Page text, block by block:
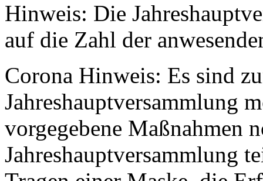
Hinweis: Die
auf die Zahl der
Corona Hinweis: Es sind
Jahreshauptversammlung
vorgegebene Maßnahmen
Jahreshauptversammlung